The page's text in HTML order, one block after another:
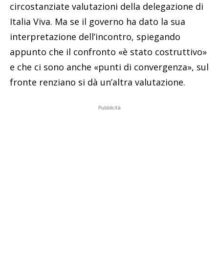
circostanziate valutazioni della delegazione di
Italia Viva. Ma se il governo ha dato la sua
interpretazione dell’incontro, spiegando
appunto che il confronto «è stato costruttivo»
e che ci sono anche «punti di convergenza», sul
fronte renziano si dà un’altra valutazione.
Pubblicità